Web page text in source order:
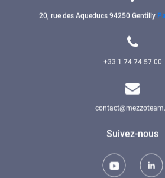
20, rue des Aqueducs 94250 Gentilly
+33 1 74 74 57 00
Suivez-nous